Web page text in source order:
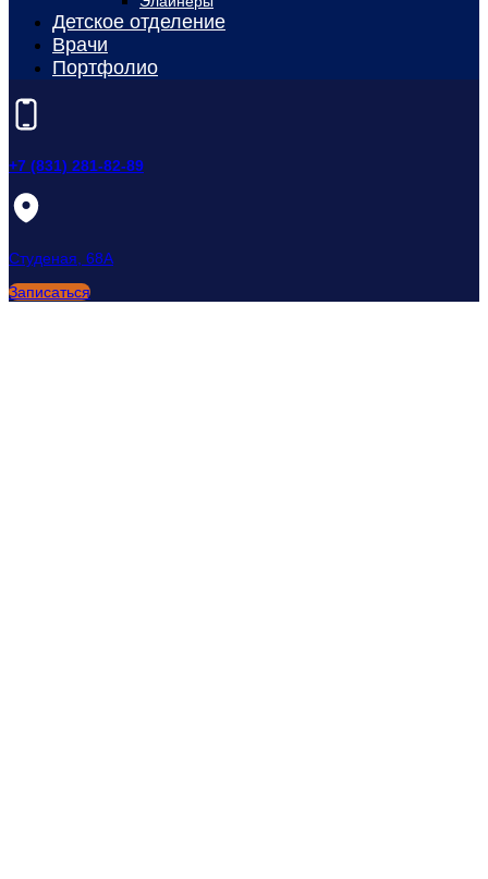
Детское отделение
Врачи
Портфолио
+7 (831) 281-82-89
Студеная, 68А
Записаться